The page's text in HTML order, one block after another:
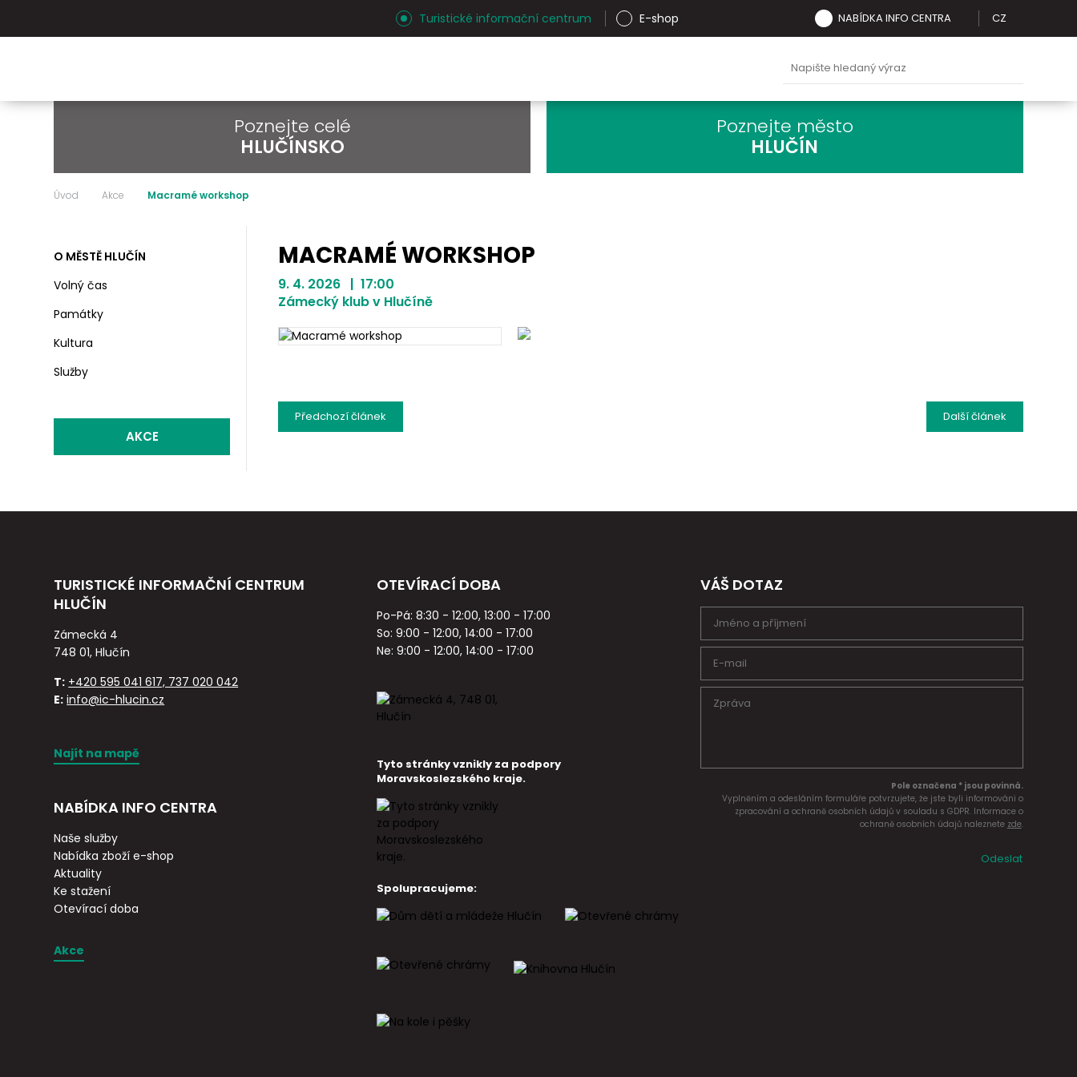
Turistické informační centrum E-shop NABÍDKA INFO CENTRA CZ
Poznejte celé
HLUČÍNSKO
Poznejte město
HLUČÍN
Úvod Akce Macramé workshop
O MĚSTĚ HLUČÍN
Volný čas
Památky
Kultura
Služby
AKCE
MACRAMÉ WORKSHOP
9. 4. 2026 | 17:00
Zámecký klub v Hlučíně
Dalšíčlánek
Předchozíčlánek
TURISTICKÉ INFORMAČNÍ CENTRUM
HLUČÍN
Zámecká 4
748 01, Hlučín
T: +420 595 041 617, 737 020 042
E: info@ic-hlucin.cz
Najít na mapě
NABÍDKA INFO CENTRA
Naše služby
Nabídka zboží e-shop
Aktuality
Ke stažení
Otevírací doba
Akce
OTEVÍRACÍ DOBA
Po-Pá: 8:30 - 12:00, 13:00 - 17:00
So: 9:00 - 12:00, 14:00 - 17:00
Ne: 9:00 - 12:00, 14:00 - 17:00
Tyto stránky vznikly za podpory
Moravskoslezského kraje.
Spolupracujeme:
VÁŠ DOTAZ
Pole označena * jsou povinná.
Vyplněním a odesláním formuláře potvrzujete, že jste byli informováni o
zpracování a ochraně osobních údajů v souladu s GDPR. Informace o
ochraně osobních údajů naleznete zde.
Odeslat